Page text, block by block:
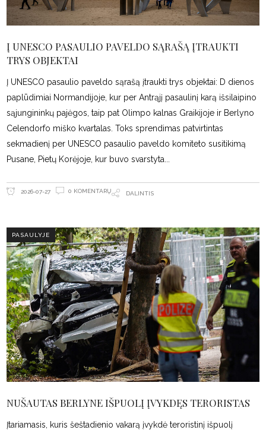
Į UNESCO PASAULIO PAVELDO SĄRAŠĄ ĮTRAUKTI
TRYS OBJEKTAI
Į UNESCO pasaulio paveldo sąrašą įtraukti trys objektai: D dienos
paplūdimiai Normandijoje, kur per Antrąjį pasaulinį karą išsilaipino
sąjungininkų pajėgos, taip pat Olimpo kalnas Graikijoje ir Berlyno
Celendorfo miško kvartalas. Toks sprendimas patvirtintas
sekmadienį per UNESCO pasaulio paveldo komiteto susitikimą
Pusane, Pietų Korėjoje, kur buvo svarstyta
2026-07-27 0 KOMENTARŲ DALINTIS
PASAULYJE
NUŠAUTAS BERLYNE IŠPUOLĮ ĮVYKDĘS TERORISTAS
Įtariamasis, kuris šeštadienio vakarą įvykdė teroristinį išpuolį